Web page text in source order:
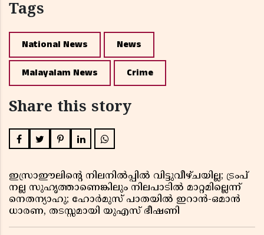
Tags
National News News
Malayalam News Crime
Share this story
ഇസ്രാഈലിന്റെ നിലനിൽപ്പിൽ വിട്ടുവീഴ്ചയില്ല; ട്രംപ്
നല്ല സുഹൃത്താണെങ്കിലും നിലപാടിൽ മാറ്റമില്ലെന്ന്
നെതന്യാഹു; ഹോർമുസ് പാതയിൽ ഇറാൻ-ഒമാൻ
ധാരണ, തടസ്സമായി യുഎസ് ഭീഷണി